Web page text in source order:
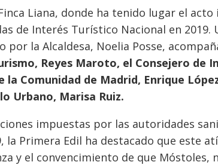
Liana, donde ha tenido lugar el
de Interés Turístico Nacional en 2019.
la Alcaldesa, Noelia Posse,
Reyes Maroto, el Consejero de
Comunidad de Madrid, Enrique
Urbano, Marisa Ruiz.
impuestas por las autoridades
la Primera Edil ha destacado que este
y el convencimiento de que Móstoles,